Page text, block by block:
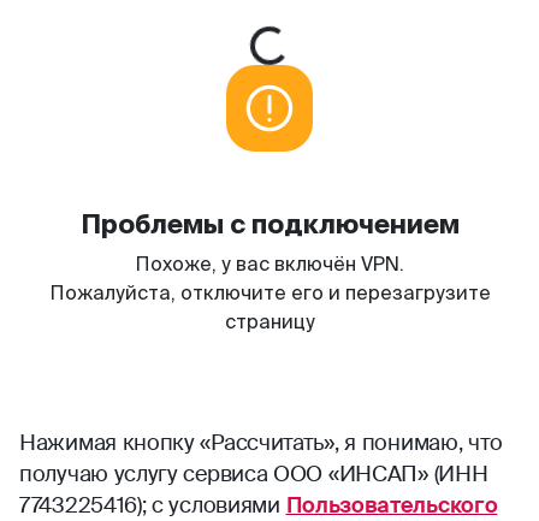
Нажимая кнопку «Рассчитать», я понимаю, что
получаю услугу сервиса ООО «ИНСАП» (ИНН
7743225416); с условиями Пользовательского